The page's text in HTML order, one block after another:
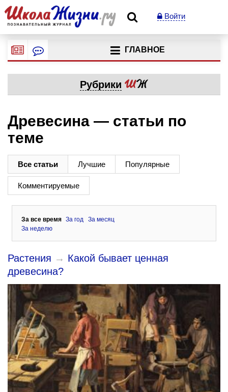
Войти
ГЛАВНОЕ
Рубрики
Древесина — статьи по
теме
Все статьи Лучшие Популярные
Комментируемые
За все время За год
За месяц
За неделю
Растения → Какой бывает ценная
древесина?